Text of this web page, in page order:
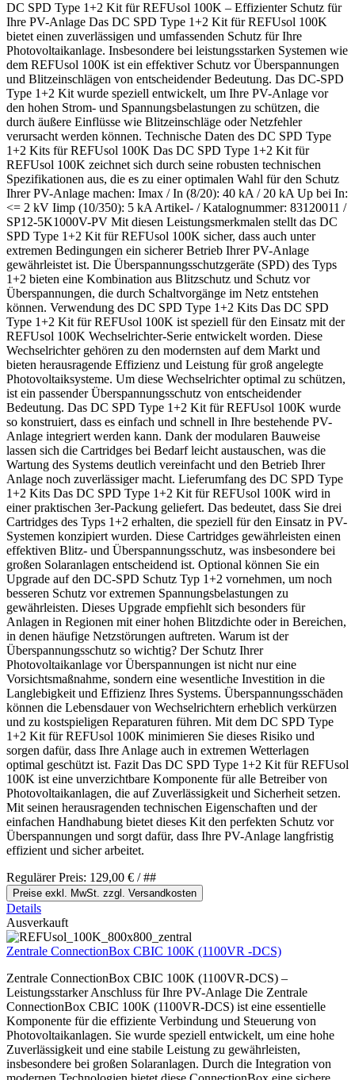
DC SPD Type 1+2 Kit für REFUsol 100K – Effizienter Schutz für
Ihre PV-Anlage Das DC SPD Type 1+2 Kit für REFUsol 100K
bietet einen zuverlässigen und umfassenden Schutz für Ihre
Photovoltaikanlage. Insbesondere bei leistungsstarken Systemen wie
dem REFUsol 100K ist ein effektiver Schutz vor Überspannungen
und Blitzeinschlägen von entscheidender Bedeutung. Das DC-SPD
Type 1+2 Kit wurde speziell entwickelt, um Ihre PV-Anlage vor
den hohen Strom- und Spannungsbelastungen zu schützen, die
durch äußere Einflüsse wie Blitzeinschläge oder Netzfehler
verursacht werden können. Technische Daten des DC SPD Type
1+2 Kits für REFUsol 100K Das DC SPD Type 1+2 Kit für
REFUsol 100K zeichnet sich durch seine robusten technischen
Spezifikationen aus, die es zu einer optimalen Wahl für den Schutz
Ihrer PV-Anlage machen: Imax / In (8/20): 40 kA / 20 kA Up bei In:
<= 2 kV Iimp (10/350): 5 kA Artikel- / Katalognummer: 83120011 /
SP12-5K1000V-PV Mit diesen Leistungsmerkmalen stellt das DC
SPD Type 1+2 Kit für REFUsol 100K sicher, dass auch unter
extremen Bedingungen ein sicherer Betrieb Ihrer PV-Anlage
gewährleistet ist. Die Überspannungsschutzgeräte (SPD) des Typs
1+2 bieten eine Kombination aus Blitzschutz und Schutz vor
Überspannungen, die durch Schaltvorgänge im Netz entstehen
können. Verwendung des DC SPD Type 1+2 Kits Das DC SPD
Type 1+2 Kit für REFUsol 100K ist speziell für den Einsatz mit der
REFUsol 100K Wechselrichter-Serie entwickelt worden. Diese
Wechselrichter gehören zu den modernsten auf dem Markt und
bieten herausragende Effizienz und Leistung für groß angelegte
Photovoltaiksysteme. Um diese Wechselrichter optimal zu schützen,
ist ein passender Überspannungsschutz von entscheidender
Bedeutung. Das DC SPD Type 1+2 Kit für REFUsol 100K wurde
so konstruiert, dass es einfach und schnell in Ihre bestehende PV-
Anlage integriert werden kann. Dank der modularen Bauweise
lassen sich die Cartridges bei Bedarf leicht austauschen, was die
Wartung des Systems deutlich vereinfacht und den Betrieb Ihrer
Anlage noch zuverlässiger macht. Lieferumfang des DC SPD Type
1+2 Kits Das DC SPD Type 1+2 Kit für REFUsol 100K wird in
einer praktischen 3er-Packung geliefert. Das bedeutet, dass Sie drei
Cartridges des Typs 1+2 erhalten, die speziell für den Einsatz in PV-
Systemen konzipiert wurden. Diese Cartridges gewährleisten einen
effektiven Blitz- und Überspannungsschutz, was insbesondere bei
großen Solaranlagen entscheidend ist. Optional können Sie ein
Upgrade auf den DC-SPD Schutz Typ 1+2 vornehmen, um noch
besseren Schutz vor extremen Spannungsbelastungen zu
gewährleisten. Dieses Upgrade empfiehlt sich besonders für
Anlagen in Regionen mit einer hohen Blitzdichte oder in Bereichen,
in denen häufige Netzstörungen auftreten. Warum ist der
Überspannungsschutz so wichtig? Der Schutz Ihrer
Photovoltaikanlage vor Überspannungen ist nicht nur eine
Vorsichtsmaßnahme, sondern eine wesentliche Investition in die
Langlebigkeit und Effizienz Ihres Systems. Überspannungsschäden
können die Lebensdauer von Wechselrichtern erheblich verkürzen
und zu kostspieligen Reparaturen führen. Mit dem DC SPD Type
1+2 Kit für REFUsol 100K minimieren Sie dieses Risiko und
sorgen dafür, dass Ihre Anlage auch in extremen Wetterlagen
optimal geschützt ist. Fazit Das DC SPD Type 1+2 Kit für REFUsol
100K ist eine unverzichtbare Komponente für alle Betreiber von
Photovoltaikanlagen, die auf Zuverlässigkeit und Sicherheit setzen.
Mit seinen herausragenden technischen Eigenschaften und der
einfachen Handhabung bietet dieses Kit den perfekten Schutz vor
Überspannungen und sorgt dafür, dass Ihre PV-Anlage langfristig
effizient und sicher arbeitet.
Regulärer Preis: 129,00 € / ##
Preise exkl. MwSt. zzgl. Versandkosten
Details
Ausverkauft
Zentrale ConnectionBox CBIC 100K (1100VR -DCS)
Zentrale ConnectionBox CBIC 100K (1100VR-DCS) –
Leistungsstarker Anschluss für Ihre PV-Anlage Die Zentrale
ConnectionBox CBIC 100K (1100VR-DCS) ist eine essentielle
Komponente für die effiziente Verbindung und Steuerung von
Photovoltaikanlagen. Sie wurde speziell entwickelt, um eine hohe
Zuverlässigkeit und eine stabile Leistung zu gewährleisten,
insbesondere bei großen Solaranlagen. Durch die Integration von